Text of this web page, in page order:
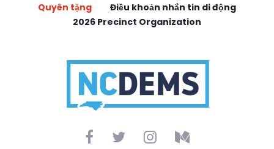
Quyên tặng
Điều khoản nhắn tin di động
2026 Precinct Organization